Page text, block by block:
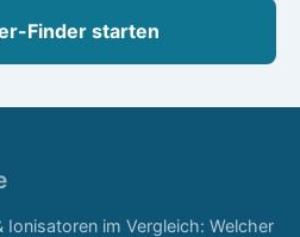
Finder starten
im Vergleich: Welcher